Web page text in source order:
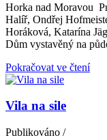
Horka nad Moravou
Halíř, Ondřej
Horáková, Katarína
Dům vystavěný na
Pokračovat ve čtení
Vila na sile
Publikováno /